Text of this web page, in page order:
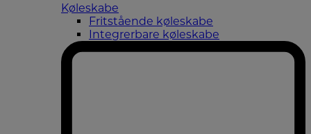
Køleskabe
Fritstående køleskabe
Integrerbare køleskabe